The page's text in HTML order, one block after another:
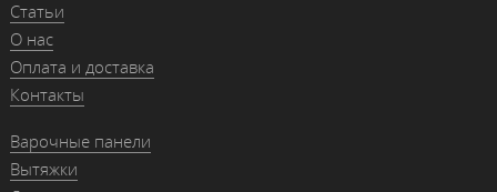
Статьи
О нас
Оплата и доставка
Контакты
Варочные панели
Вытяжки